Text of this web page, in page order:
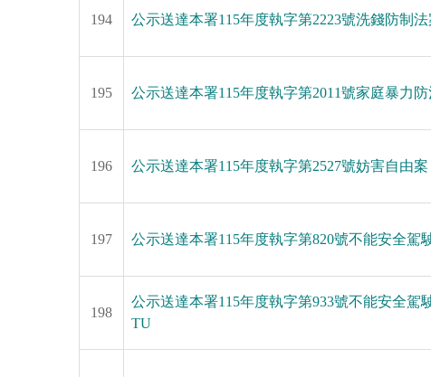
194 公示送達本署115年度執字第2223號洗錢防制
195 公示送達本署115年度執字第2011號家庭暴力
196 公示送達本署115年度執字第2527號妨害自由
197 公示送達本署115年度執字第820號不能安全
198
公示送達本署115年度執字第933號不能安全
TU